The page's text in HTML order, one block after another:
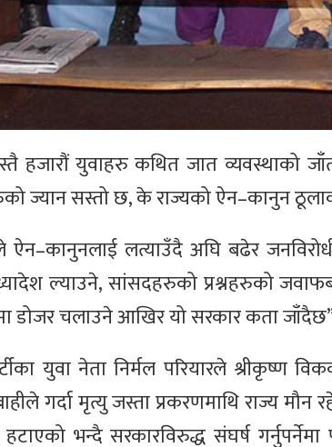
हजारौं युवाहरु कथित जात व्यवस्थाको
ज्यान सस्तो छ, के राज्यको ऐन–कानुन
ऐन–कानुनलाई लत्याउँदै अघि बढेर
ल्याउने, सांसदहरुको प्रश्नहरुको
डोजर चलाउने आखिर यो सरकार कता जाँदैछ”
युवा नेता निर्मल परियारले श्रीकृष्ण
गर्दा मृत्यु जस्ता प्रकरणमाथि राज्य
भन्दै सरकारविरुद्ध संघर्ष